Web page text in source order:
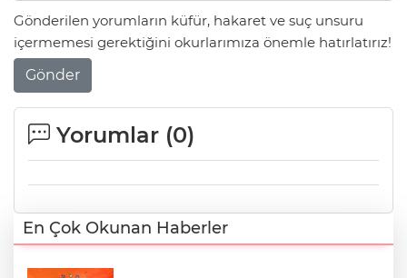
Gönderilen yorumların küfür, hakaret ve suç unsuru
içermemesi gerektiğini okurlarımıza önemle hatırlatırız!
Gönder
Yorumlar (0)
En Çok Okunan Haberler